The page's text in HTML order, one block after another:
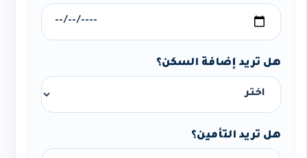
هل تريد إضافة السكن؟
هل تريد التأمين؟